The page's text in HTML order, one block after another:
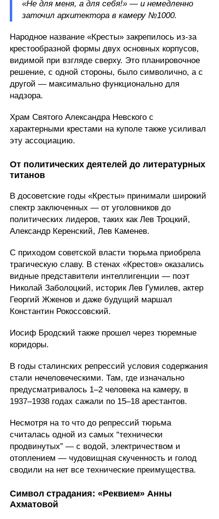
«Не для меня, а для себя!» — и немедленно
заточил архитектора в камеру №1000.
Народное название «Кресты» закрепилось из-за
крестообразной формы двух основных корпусов,
видимой при взгляде сверху. Это планировочное
решение, с одной стороны, было символично, а с
другой — максимально функционально для
надзора.
Храм Святого Александра Невского с
характерными крестами на куполе также усиливал
эту ассоциацию.
От политических деятелей до литературных
титанов
В досоветские годы «Кресты» принимали широкий
спектр заключенных — от уголовников до
политических лидеров, таких как Лев Троцкий,
Александр Керенский, Лев Каменев.
С приходом советской власти тюрьма приобрела
трагическую славу. В стенах «Крестов» оказались
видные представители интеллигенции — поэт
Николай Заболоцкий, историк Лев Гумилев, актер
Георгий Жженов и даже будущий маршал
Константин Рокоссовский.
Иосиф Бродский также прошел через тюремные
коридоры.
В годы сталинских репрессий условия содержания
стали нечеловеческими. Там, где изначально
предусматривалось 1–2 человека на камеру, в
1937–1938 годах сажали по 15–18 арестантов.
Несмотря на то что до репрессий тюрьма
считалась одной из самых “технически
продвинутых” — с водой, электричеством и
отоплением — чудовищная скученность и голод
сводили на нет все технические преимущества.
Символ страдания: «Реквием» Анны
Ахматовой